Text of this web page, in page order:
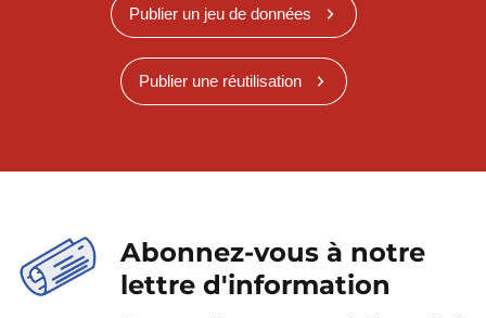
Publier un jeu de données
Publier une réutilisation
Abonnez-vous à notre
lettre d'information